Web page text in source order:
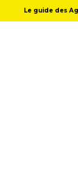
Le guide des